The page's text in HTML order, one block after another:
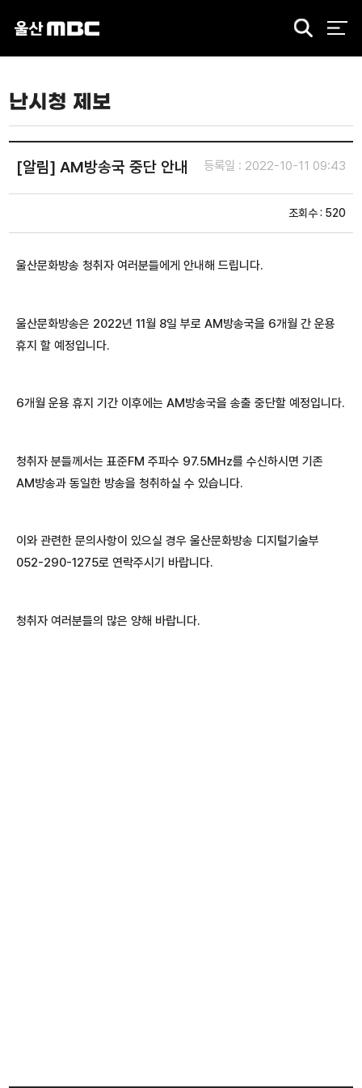
검
난시청 제보
[알림] AM방송국 중단 안내 등록일 : 2022-10-11 09:43
조회수 : 520
울산문화방송 청취자 여러분들에게 안내해 드립니다.
울산문화방송은 2022년 11월 8일 부로 AM방송국을 6개월 간 운용
휴지 할 예정입니다.
6개월 운용 휴지 기간 이후에는 AM방송국을 송출 중단할 예정입니다.
청취자 분들께서는 표준FM 주파수 97.5MHz를 수신하시면 기존
AM방송과 동일한 방송을 청취하실 수 있습니다.
이와 관련한 문의사항이 있으실 경우 울산문화방송 디지털기술부
052-290-1275로 연락주시기 바랍니다.
청취자 여러분들의 많은 양해 바랍니다.